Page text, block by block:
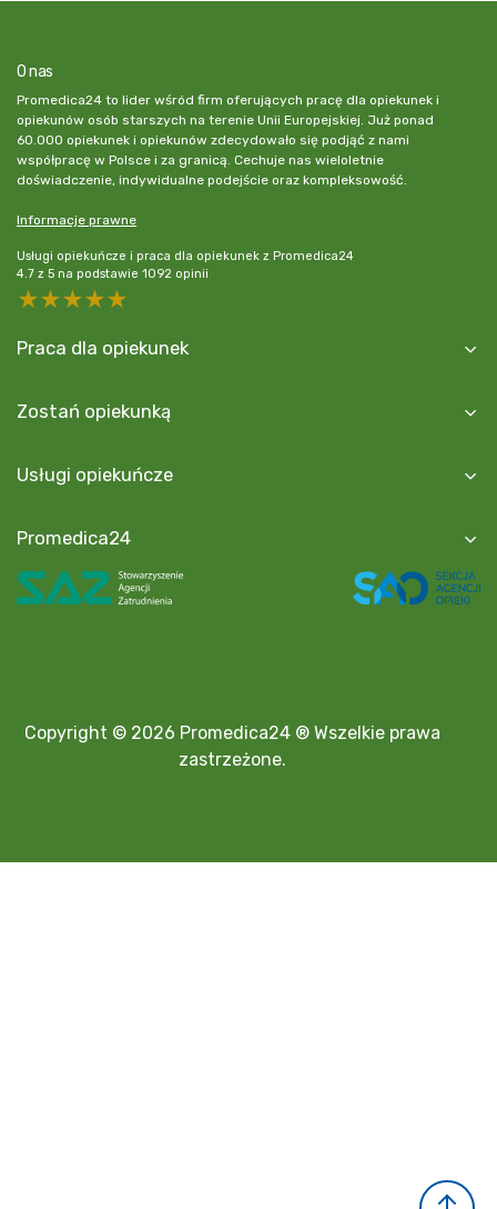
O nas
Promedica24 to lider wśród firm oferujących pracę dla opiekunek i
opiekunów osób starszych na terenie Unii Europejskiej. Już ponad
60.000 opiekunek i opiekunów zdecydowało się podjąć z nami
współpracę w Polsce i za granicą. Cechuje nas wieloletnie
doświadczenie, indywidualne podejście oraz kompleksowość.
Informacje prawne
Usługi opiekuńcze i praca dla opiekunek z Promedica24
4.7 z 5 na podstawie 1092 opinii
5 stars
4 stars
3 stars
2 stars
Praca dla opiekunek
Zostań opiekunką
Usługi opiekuńcze
Promedica24
Copyright © 2026 Promedica24 ® Wszelkie prawa
zastrzeżone.